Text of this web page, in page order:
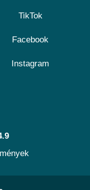
TikTok
Facebook
Instagram